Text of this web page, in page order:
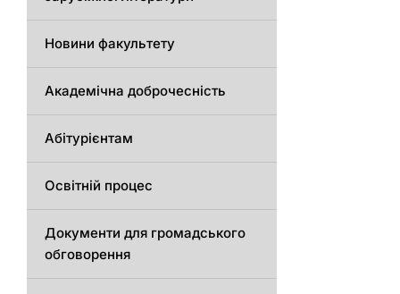
Новини факультету
Академічна доброчесність
Абітурієнтам
Освітній процес
Документи для громадського
обговорення